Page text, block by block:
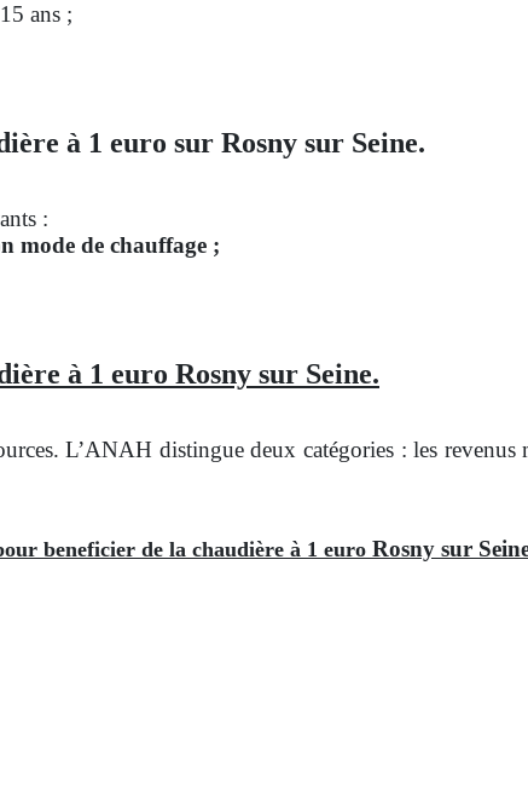
ans ;
à 1 euro sur Rosny sur Seine.
:
mode de chauffage ;
à 1 euro Rosny sur Seine.
L’ANAH distingue deux catégories : les revenus
beneficier de la chaudière à 1 euro Rosny sur